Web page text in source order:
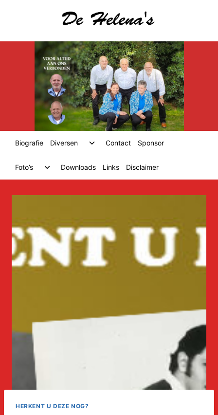
Biografie Diversen
ToggleContact Sponsor
Foto’s
ToggleDownloads Links Disclaimer
HERKENT U DEZE NOG?